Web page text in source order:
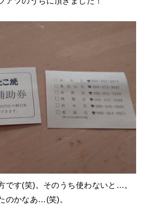
です(笑)。そのうち使わないと…。
のかなあ…(笑)。